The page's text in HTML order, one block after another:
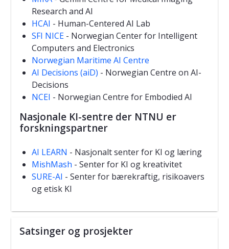
Research and AI
HCAI - Human-Centered AI Lab
SFI NICE - Norwegian Center for Intelligent
Computers and Electronics
Norwegian Maritime AI Centre
AI Decisions (aiD) - Norwegian Centre on AI-
Decisions
NCEI - Norwegian Centre for Embodied AI
Nasjonale KI-sentre der NTNU er
forskningspartner
AI LEARN - Nasjonalt senter for KI og læring
MishMash - Senter for KI og kreativitet
SURE-AI - Senter for bærekraftig, risikoavers
og etisk KI
Satsinger og prosjekter